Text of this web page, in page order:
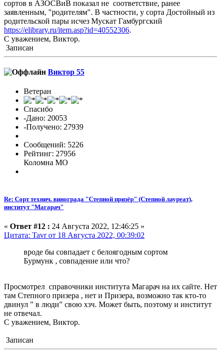
сортов в АЗОСВиВ показал не соответствие, ранее
заявленным, "родителям". В частности, у сорта Достойный из
родительской пары исчез Мускат Гамбургский
https://elibrary.ru/item.asp?id=40552306.
С уважением, Виктор.
Записан
Виктор 55
Ветеран
Спасибо
-Дано: 20053
-Получено: 27939
Сообщений: 5226
Рейтинг: 27956
Коломна МО
Re: Сорт технич. винограда "Степной призёр" (Степной лауреат),
институт "Магарач"
« Ответ #12 : 24 Августа 2022, 12:46:25 »
Цитата: Tavr от 18 Августа 2022, 00:39:02
вроде бы совпадает с белоягодным сортом
Бурмунк , совпадение или что?
Просмотрел справочники института Магарач на их сайте. Нет
там Степного призера , нет и Призера, возможно так кто-то
двинул " в люди" свою хзч. Может быть, поэтому и институт
не отвечал.
С уважением, Виктор.
Записан